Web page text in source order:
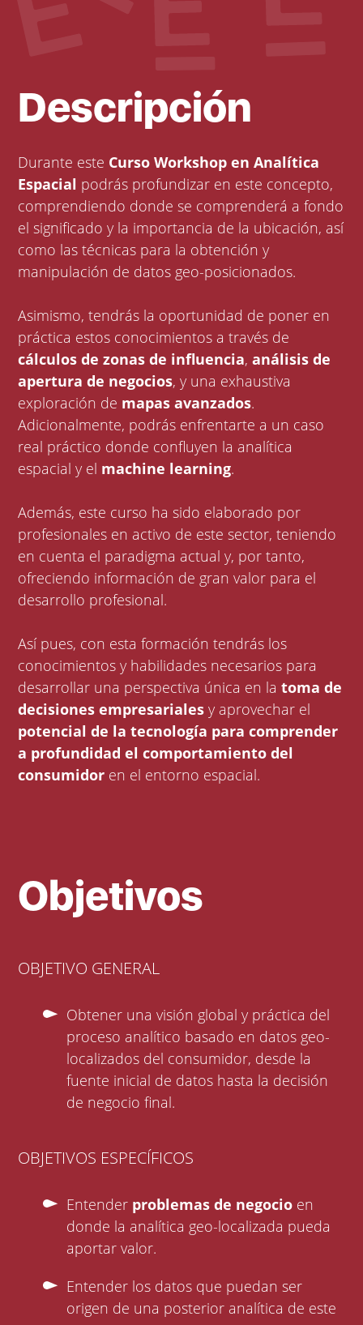
Descripción
Durante este Curso Workshop en Analítica
Espacial podrás profundizar en este concepto,
comprendiendo donde se comprenderá a fondo
el significado y la importancia de la ubicación, así
como las técnicas para la obtención y
manipulación de datos geo-posicionados.
Asimismo, tendrás la oportunidad de poner en
práctica estos conocimientos a través de
cálculos de zonas de influencia,análisis de
apertura de negocios, y una exhaustiva
exploración de mapas avanzados.
Adicionalmente, podrás enfrentarte a un caso
real práctico donde confluyen la analítica
espacial y el machine learning.
Además, este curso ha sido elaborado por
profesionales en activo de este sector, teniendo
en cuenta el paradigma actual y, por tanto,
ofreciendo información de gran valor para el
desarrollo profesional.
Así pues, con esta formación tendrás los
conocimientos y habilidades necesarios para
desarrollar una perspectiva única en latoma de
decisiones empresariales y aprovechar el
potencial de la tecnología para comprender
a profundidad el comportamiento del
consumidor en el entorno espacial.
Objetivos
OBJETIVO GENERAL
Obtener una visión global y práctica del
proceso analítico basado en datos geo-
localizados del consumidor, desde la
fuente inicial de datos hasta la decisión
de negocio final.
OBJETIVOS ESPECÍFICOS
Entender problemas de negocio en
donde la analítica geo-localizada pueda
aportar valor.
Entender los datos que puedan ser
origen de una posterior analítica de este